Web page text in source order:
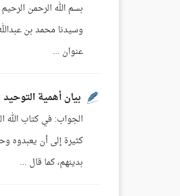
بسم الله الرحمن
وسيدنا محمد بن
عنوان ...
بيان أهمية التوحيد
كثيرة إلى أن يعبدوه
بدينهم، كما قال ...